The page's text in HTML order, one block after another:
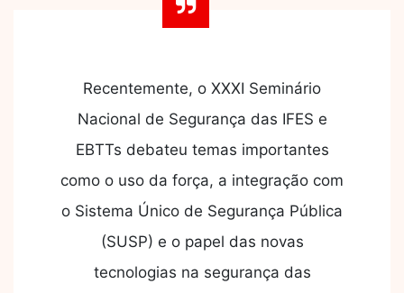
Recentemente, o XXXI Seminário
Nacional de Segurança das IFES e
EBTTs debateu temas importantes
como o uso da força, a integração com
o Sistema Único de Segurança Pública
(SUSP) e o papel das novas
tecnologias na segurança das